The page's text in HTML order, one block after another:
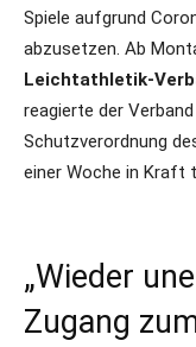
Spiele aufgrund
abzusetzen. Ab
Leichtathletik-
reagierte der
Schutzverordnung
einer Woche in Kraft
„Wieder
Zugang